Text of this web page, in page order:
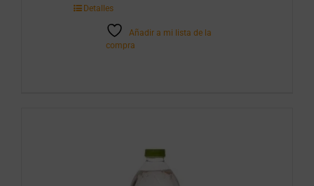
Detalles
Añadir a mi lista de la
compra